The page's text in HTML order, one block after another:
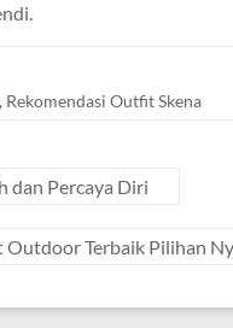
, Rekomendasi Outfit Skena
dan Percaya Diri
Terbaik Pilihan